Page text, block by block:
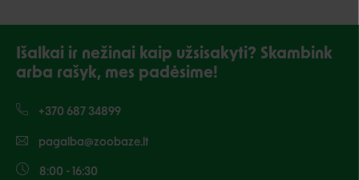
Išalkai ir nežinai kaip užsisakyti? Skambink
arba rašyk, mes padėsime!
+370 687 34899
pagalba@zoobaze.lt
8:00 - 16:30